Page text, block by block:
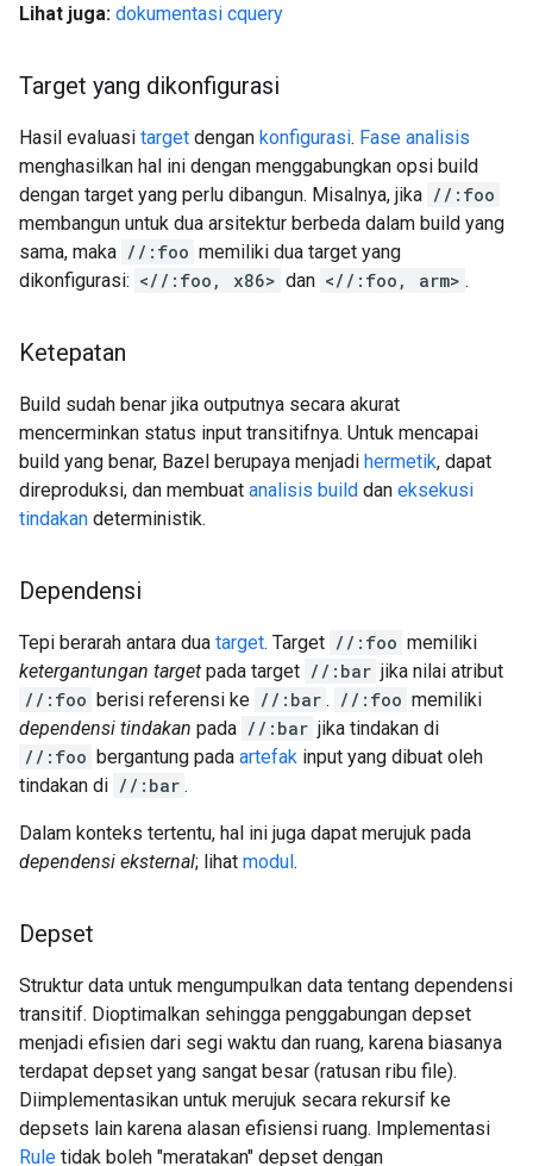
Lihat juga: dokumentasi cquery
Target yang dikonfigurasi
Hasil evaluasi target dengan konfigurasi. Fase analisis
menghasilkan hal ini dengan menggabungkan opsi build
dengan target yang perlu dibangun. Misalnya, jika //:foo
membangun untuk dua arsitektur berbeda dalam build yang
sama, maka //:foo memiliki dua target yang
dikonfigurasi: <//:foo, x86> dan <//:foo, arm> .
Ketepatan
Build sudah benar jika outputnya secara akurat
mencerminkan status input transitifnya. Untuk mencapai
build yang benar, Bazel berupaya menjadi hermetik, dapat
direproduksi, dan membuat analisis build dan eksekusi
tindakan deterministik.
Dependensi
Tepi berarah antara dua target. Target //:foo memiliki
ketergantungan target pada target //:bar jika nilai atribut
//:foo berisi referensi ke //:bar . //:foo memiliki
dependensi tindakan pada //:bar jika tindakan di
//:foo bergantung pada artefak input yang dibuat oleh
tindakan di //:bar .
Dalam konteks tertentu, hal ini juga dapat merujuk pada
dependensi eksternal; lihat modul.
Depset
Struktur data untuk mengumpulkan data tentang dependensi
transitif. Dioptimalkan sehingga penggabungan depset
menjadi efisien dari segi waktu dan ruang, karena biasanya
terdapat depset yang sangat besar (ratusan ribu file).
Diimplementasikan untuk merujuk secara rekursif ke
depsets lain karena alasan efisiensi ruang. Implementasi
Rule tidak boleh "meratakan" depset dengan